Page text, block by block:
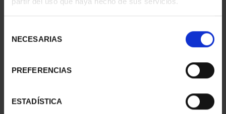
NECESARIAS
PREFERENCIAS
ESTADÍSTICA
EQUIPO OLIMPICO
MARIA MOLINER (2025)